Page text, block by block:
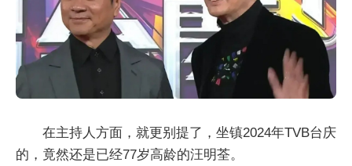
在主持人方面，就更别提了，坐镇2024年TVB台庆
的，竟然还是已经77岁高龄的汪明荃。